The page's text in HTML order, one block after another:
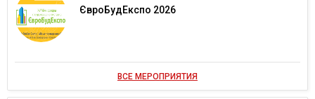
ЄвроБудЕкспо 2026
ВСЕ МЕРОПРИЯТИЯ